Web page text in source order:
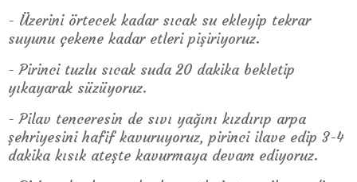
- Üzerini örtecek kadar sıcak su ekleyip tekrar
suyunu çekene kadar etleri pişiriyoruz.
- Pirinci tuzlu sıcak suda 20 dakika bekletip
yıkayarak süzüyoruz.
- Pilav tenceresin de sıvı yağını kızdırıp arpa
şehriyesini hafif kavuruyoruz, pirinci ilave edip 3-4
dakika kısık ateşte kavurmaya devam ediyoruz.